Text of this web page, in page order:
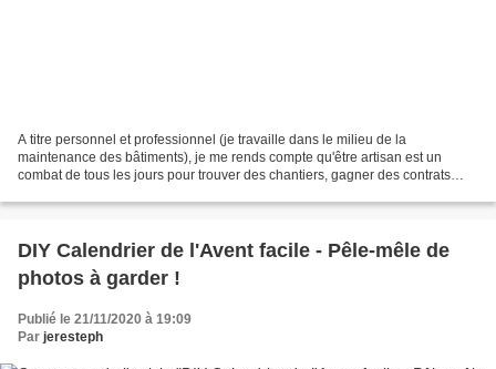
A titre personnel et professionnel (je travaille dans le milieu de la
maintenance des bâtiments), je me rends compte qu'être artisan est un
combat de tous les jours pour trouver des chantiers, gagner des contrats
DIY Calendrier de l'Avent facile - Pêle-mêle de
photos à garder !
Publié le 21/11/2020 à 19:09
Par jeresteph